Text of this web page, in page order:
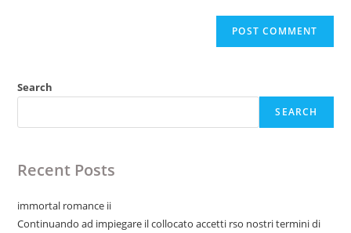
Search
SEARCH
Recent Posts
immortal romance ii
Continuando ad impiegare il collocato accetti rso nostri termini di